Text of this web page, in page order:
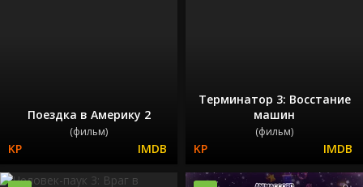
Поездка в Америку 2
(фильм)
Терминатор 3: Восстание
машин
(фильм)